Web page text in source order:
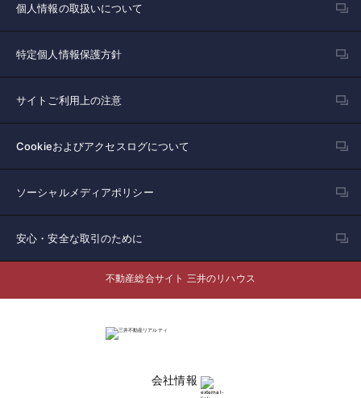
個人情報の取扱いについて
特定個人情報保護方針
サイトご利用上の注意
Cookieおよびアクセスログについて
ソーシャルメディアポリシー
安心・安全な取引のために
不動産総合サイト 三井のリハウス
会社情報